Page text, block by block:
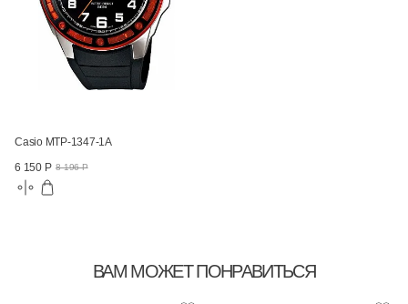
Casio MTP-1347-1A
6 150 Р 8 196 Р
ВАМ МОЖЕТ ПОНРАВИТЬСЯ